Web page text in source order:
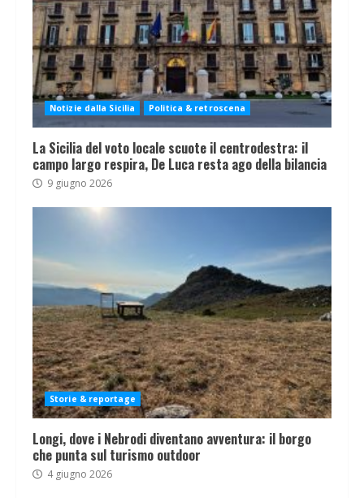
Notizie dalla Sicilia Politica & retroscena
La Sicilia del voto locale scuote il centrodestra: il
campo largo respira, De Luca resta ago della bilancia
9 giugno 2026
Storie & reportage
Longi, dove i Nebrodi diventano avventura: il borgo
che punta sul turismo outdoor
4 giugno 2026